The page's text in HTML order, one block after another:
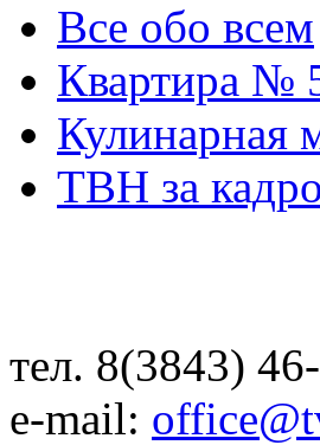
Все обо всем
Квартира №
Кулинарная
ТВН за
тел. 8(3843)
e-mail: